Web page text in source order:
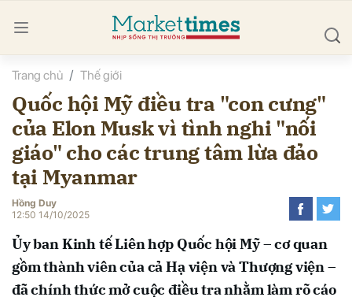
Trang chủ Thế giới
Quốc hội Mỹ điều tra "con cưng"
của Elon Musk vì tình nghi "nối
giáo" cho các trung tâm lừa đảo
tại Myanmar
Hồng Duy
12:50 14/10/2025
Ủy ban Kinh tế Liên hợp Quốc hội Mỹ – cơ quan
gồm thành viên của cả Hạ viện và Thượng viện –
đã chính thức mở cuộc điều tra nhằm làm rõ cáo
luận